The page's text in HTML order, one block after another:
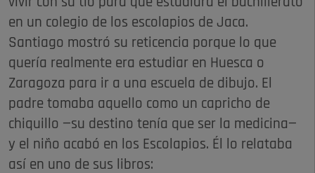
en un colegio de los escolapios de Jaca.
Santiago mostró su reticencia porque lo que
quería realmente era estudiar en Huesca o
Zaragoza para ir a una escuela de dibujo. El
padre tomaba aquello como un capricho de
chiquillo —su destino tenía que ser la medicina—
y el niño acabó en los Escolapios. Él lo relataba
así en uno de sus libros: